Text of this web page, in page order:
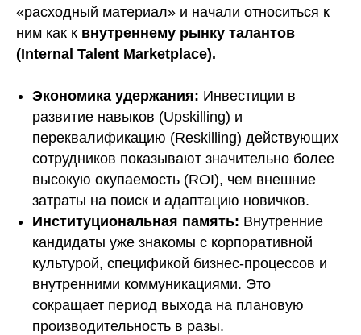
«расходный материал» и начали относиться к
ним как к внутреннему рынку талантов
(Internal Talent Marketplace).
Экономика удержания: Инвестиции в
развитие навыков (Upskilling) и
переквалификацию (Reskilling) действующих
сотрудников показывают значительно более
высокую окупаемость (ROI), чем внешние
затраты на поиск и адаптацию новичков.
Институциональная память: Внутренние
кандидаты уже знакомы с корпоративной
культурой, спецификой бизнес-процессов и
внутренними коммуникациями. Это
сокращает период выхода на плановую
производительность в разы.